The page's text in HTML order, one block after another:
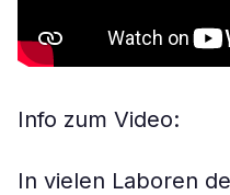
Info zum Video:
In vielen Laboren